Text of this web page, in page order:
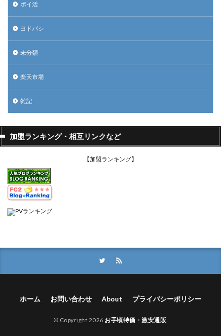
ポイ活
ヨドバシ
未分類
楽天市場
雑記
加盟ランキング・相互リンクなど
【加盟ランキング】
ホーム お問い合わせ About プライバシーポリシー
© Copyright 2026 お手頃特価・激安通販.